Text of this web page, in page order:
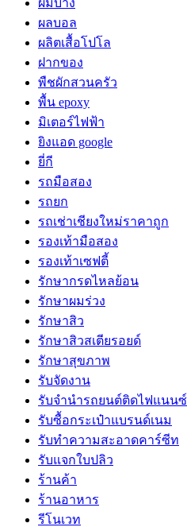
ผลบอล
ผลิตเสื้อโปโล
ฝากของ
พืชผักสวนครัว
พื้น epoxy
มิเตอร์ไฟฟ้า
ยิงแอด google
ยี่กี
รถมือสอง
รถยก
รถเช่าเชียงใหม่ราคาถูก
รองเท้ามือสอง
รองเท้าเซฟตี้
รักษากรดไหลย้อน
รักษาผมร่วง
รักษาสิว
รักษาสิวสเตียรอยด์
รักษาสุขภาพ
รับจัดงาน
รับจํานํารถยนต์ติดไฟแนนซ์
รับซื้อกระเป๋าแบรนด์เนม
รับทำความสะอาดคาร์ซีท
รับแจกใบปลิว
ร้านค้า
ร้านอาหาร
รีโนเวท